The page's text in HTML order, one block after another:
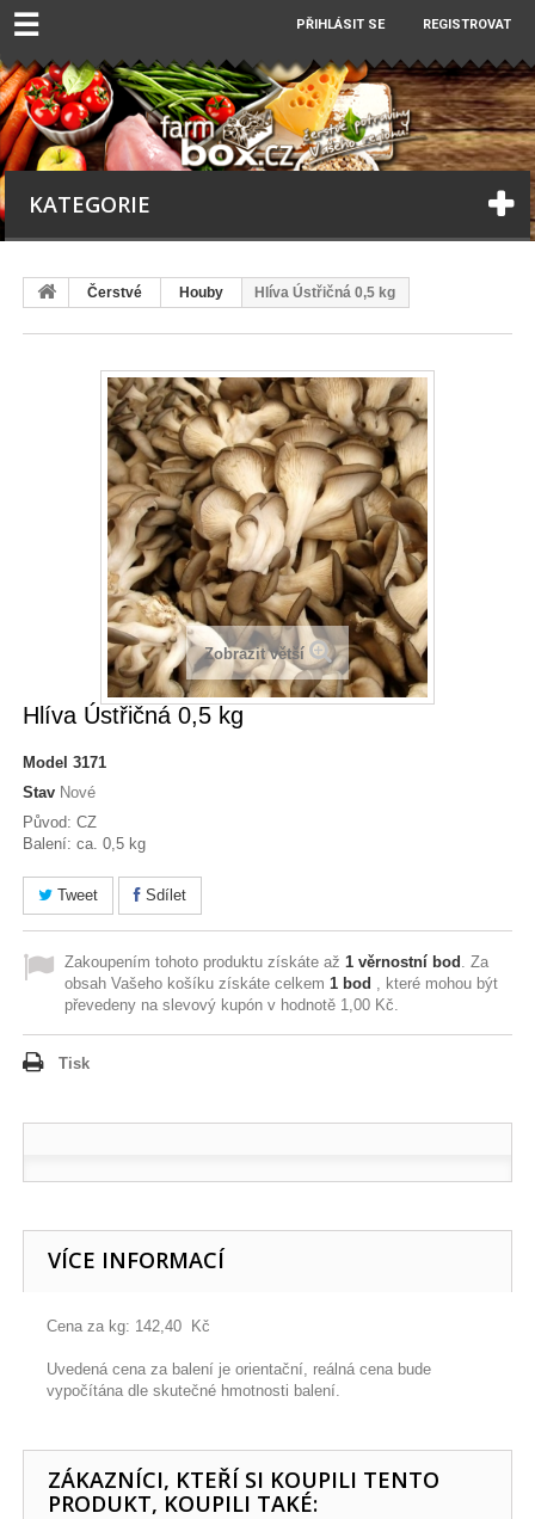
☰ PŘIHLÁSIT SE REGISTROVAT
KATEGORIE
Čerstvé Houby Hlíva Ústřičná 0,5 kg
Zobrazit větší
Hlíva Ústřičná 0,5 kg
Model 3171
Stav Nové
Původ: CZ
Balení: ca. 0,5 kg
Tweet Sdílet
Zakoupením tohoto produktu získáte až 1 věrnostní bod . Za
obsah Vašeho košíku získáte celkem 1 bod , které mohou být
převedeny na slevový kupón v hodnotě 1,00 Kč
Tisk
VÍCE INFORMACÍ
Cena za kg: 142,40 Kč
Uvedená cena za balení je orientační, reálná cena bude
vypočítána dle skutečné hmotnosti balení.
ZÁKAZNÍCI, KTEŘÍ SI KOUPILI TENTO
PRODUKT, KOUPILI TAKÉ: